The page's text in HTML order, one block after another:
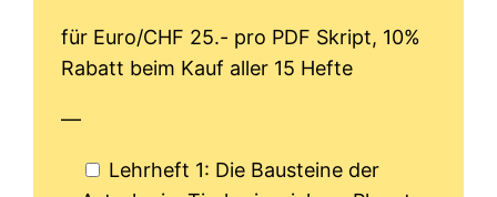
für Euro/CHF 25.- pro PDF Skript, 10%
Rabatt beim Kauf aller 15 Hefte
—
Lehrheft 1: Die Bausteine der